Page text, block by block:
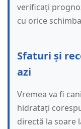
verificați
cu orice
Sfaturi și
azi
Vremea va fi
hidratați
directă la soare